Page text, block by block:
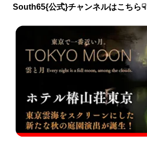
South65{公式}チャンネルはこちら☟